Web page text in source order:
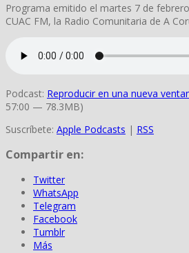
Programa emitido el martes 7 de
CUAC FM, la Radio Comunitaria de A
Podcast: Reproducir en una nueva
57:00 — 78.3MB)
Suscríbete: Apple Podcasts | RSS
Compartir en:
Twitter
WhatsApp
Telegram
Facebook
Tumblr
Más